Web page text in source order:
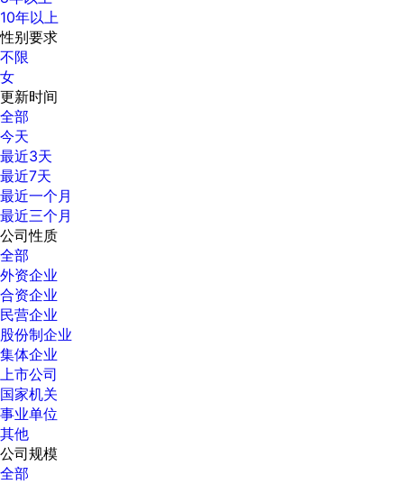
10年以上
性别要求
不限
女
更新时间
全部
今天
最近3天
最近7天
最近一个月
最近三个月
公司性质
全部
外资企业
合资企业
民营企业
股份制企业
集体企业
上市公司
国家机关
事业单位
其他
公司规模
全部